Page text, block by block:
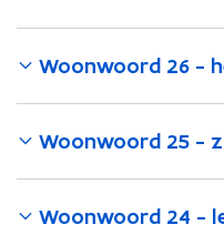
Woonwoord 26 -
Woonwoord 25 -
Woonwoord 24 -